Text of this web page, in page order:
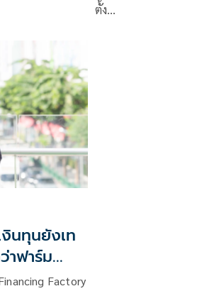
ตั้ง…
นทุนยังเท
าฟาร์ม
ตมลพิษ-Factory